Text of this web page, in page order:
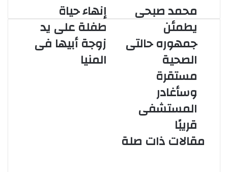
إنهاء
حياة
طفلة
على
يد
زوجة
إنهاء حياة
طفلة على يد
زوجة أبيها فى
المنيا
محمد
صبحى
يطمئن
جمهوره
حالتى
الصحية
مستقرة
وسأغادر
المستشفى
قريبًا
محمد صبحى
يطمئن
جمهوره حالتى
الصحية
مستقرة
وسأغادر
المستشفى
قريبًا
مقالات ذات صلة